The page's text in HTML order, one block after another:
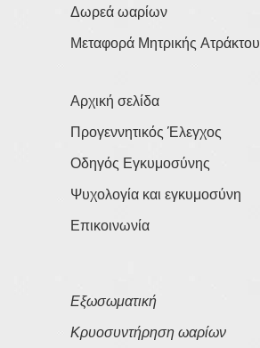
Δωρεά ωαρίων
Μεταφορά Μητρικής Ατράκτου
Αρχική σελίδα
Προγεννητικός Έλεγχος
Οδηγός Εγκυμοσύνης
Ψυχολογία και εγκυμοσύνη
Επικοινωνία
Εξωσωματική
Κρυοσυντήρηση ωαρίων